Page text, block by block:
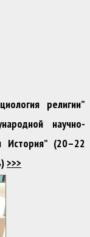
религии”
научно-
История” (20–22
>>>